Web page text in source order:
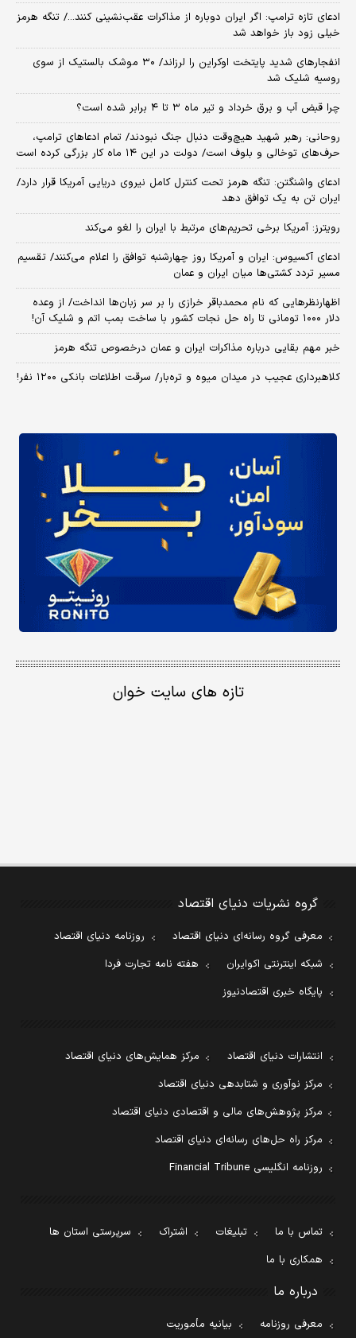
ادعای تازه ترامپ: اگر ایران دوباره از مذاکرات عقب‌نشینی کنند.../ تنگه هرمز
خیلی زود باز خواهد شد
انفجارهای شدید پایتخت اوکراین را لرزاند/ ۳۰ موشک بالستیک از سوی
روسیه شلیک شد
چرا قبض آب و برق خرداد و تیر ماه ۳ تا ۴ برابر شده است؟
روحانی: رهبر شهید هیچ‌وقت دنبال جنگ نبودند/ تمام ادعاهای ترامپ،
حرف‌های توخالی و بلوف است/ دولت در این ۱۴ ماه کار بزرگی کرده است
ادعای واشنگتن: تنگه هرمز تحت کنترل کامل نیروی دریایی آمریکا قرار دارد/
ایران تن به یک توافق دهد
رویترز: آمریکا برخی تحریم‌های مرتبط با ایران را لغو می‌کند
ادعای آکسیوس: ایران و آمریکا روز چهارشنبه توافق را اعلام می‌کنند/ تقسیم
مسیر تردد کشتی‌ها میان ایران و عمان
اظهارنظرهایی که نام محمدباقر خرازی را بر سر زبان‌ها انداخت/ از وعده
دلار ۱۰۰۰ تومانی تا راه حل نجات کشور با ساخت بمب اتم و شلیک آن!
خبر مهم بقایی درباره مذاکرات ایران و عمان درخصوص تنگه هرمز
کلاهبرداری عجیب در میدان میوه و تره‌بار/ سرقت اطلاعات بانکی ۱۲۰۰ نفر!
تازه های سایت خوان
گروه نشریات دنیای اقتصاد
معرفی گروه رسانه‌ای دنیای اقتصاد
روزنامه دنیای اقتصاد
شبکه اینترنتی اکوایران
هفته نامه تجارت فردا
پایگاه خبری اقتصادنیوز
انتشارات دنیای اقتصاد
مرکز همایش‌های دنیای اقتصاد
مرکز نوآوری و شتابدهی دنیای اقتصاد
مرکز پژوهش‌های مالی و اقتصادی دنیای اقتصاد
مرکز راه حل‌های رسانه‌ای دنیای اقتصاد
روزنامه انگلیسی Financial Tribune
تماس با ما تبلیغات اشتراک
سرپرستی استان ها
همکاری با ما
درباره ما
معرفی روزنامه بیانیه مأموریت